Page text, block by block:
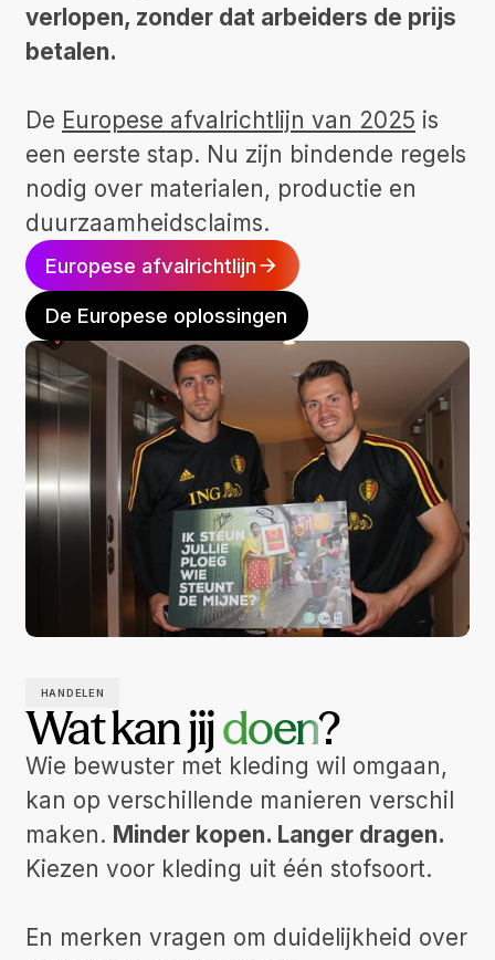
verlopen, zonder dat arbeiders de prijs
betalen.
De Europese afvalrichtlijn van 2025 is
een eerste stap. Nu zijn bindende regels
nodig over materialen, productie en
duurzaamheidsclaims.
Europese afvalrichtlijn
De Europese oplossingen
HANDELEN
Wat kan jijdoen?
Wie bewuster met kleding wil omgaan,
kan op verschillende manieren verschil
maken. Minder kopen. Langer dragen.
Kiezen voor kleding uit één stofsoort.
En merken vragen om duidelijkheid over